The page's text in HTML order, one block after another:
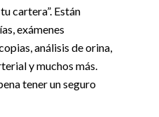
cartera”. Están
exámenes
análisis de orina,
y muchos más.
tener un seguro